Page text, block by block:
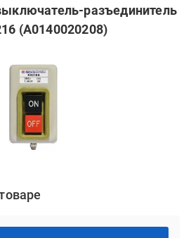
разъединитель
(A0140020208)